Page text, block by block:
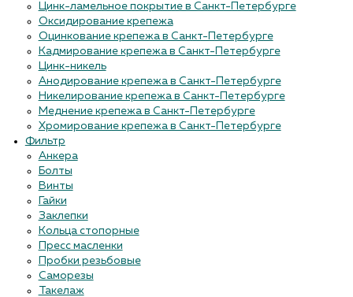
Цинк-ламельное покрытие в Санкт-Петербурге
Оксидирование крепежа
Оцинкование крепежа в Санкт-Петербурге
Кадмирование крепежа в Санкт-Петербурге
Цинк-никель
Анодирование крепежа в Санкт-Петербурге
Никелирование крепежа в Санкт-Петербурге
Меднение крепежа в Санкт-Петербурге
Хромирование крепежа в Санкт-Петербурге
Фильтр
Анкера
Болты
Винты
Гайки
Заклепки
Кольца стопорные
Пресс масленки
Пробки резьбовые
Саморезы
Такелаж